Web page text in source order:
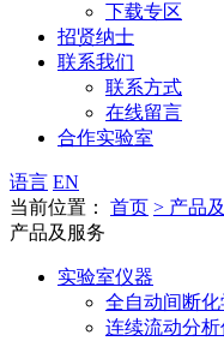
下载专区
招贤纳士
联系我们
联系方式
在线留言
合作实验室
语言 EN
当前位置：
首页 > 产品
产品及服务
实验室仪器
全自动间断
连续流动分析